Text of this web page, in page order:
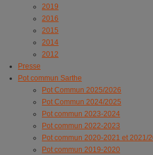
2019
2016
2015
2014
2012
Presse
Pot commun Sarthe
Pot Commun 2025/2026
Pot Commun 2024/2025
Pot commun 2023-2024
Pot commun 2022-2023
Pot commun 2020-2021 et 2021/
Pot commun 2019-2020